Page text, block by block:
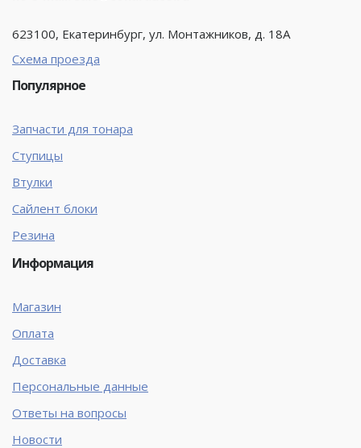
623100, Екатеринбург, ул. Монтажников, д. 18А
Схема проезда
Популярное
Запчасти для тонара
Ступицы
Втулки
Сайлент блоки
Резина
Информация
Магазин
Оплата
Доставка
Персональные данные
Ответы на вопросы
Новости